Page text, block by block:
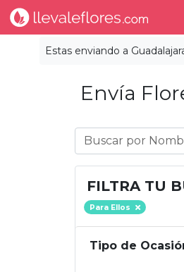
Estas enviando a
Envía
FILTRA TU
Para Ellos
Tipo de